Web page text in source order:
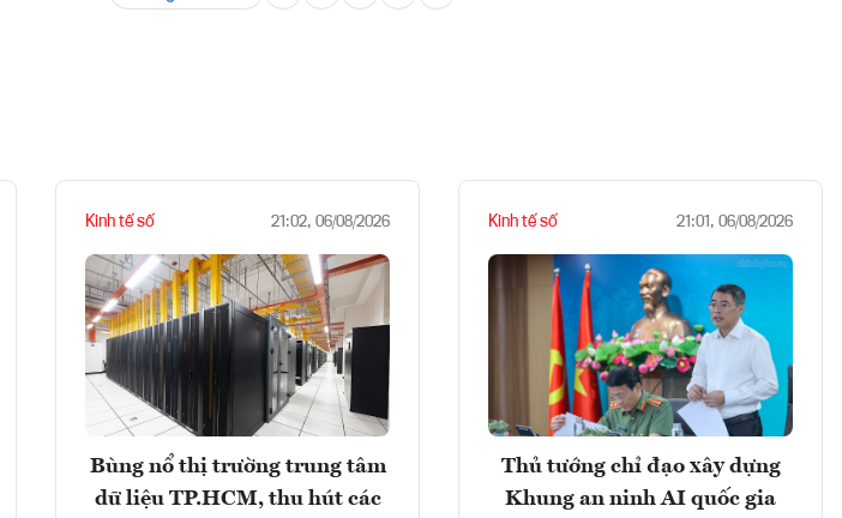
Kinh tế số 21:02, 06/08/2026
Bùng nổ thị trường trung tâm
dữ liệu TP.HCM, thu hút các
Kinh tế số 21:01, 06/08/2026
Thủ tướng chỉ đạo xây dựng
Khung an ninh AI quốc gia